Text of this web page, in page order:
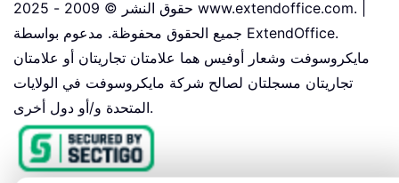
حقوق النشر © 2009 - 2025 www.extendoffice.com. |
جميع الحقوق محفوظة. مدعوم بواسطة ExtendOffice.
مايكروسوفت وشعار أوفيس هما علامتان تجاريتان أو علامتان
تجاريتان مسجلتان لصالح شركة مايكروسوفت في الولايات
المتحدة و/أو دول أخرى.